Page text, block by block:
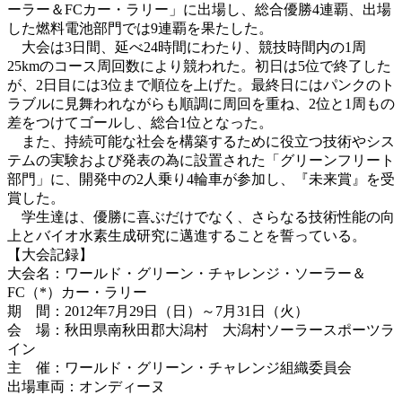
ーラー＆FCカー・ラリー」に出場し、総合優勝4連覇、出場
した燃料電池部門では9連覇を果たした。
大会は3日間、延べ24時間にわたり、競技時間内の1周
25kmのコース周回数により競われた。初日は5位で終了した
が、2日目には3位まで順位を上げた。最終日にはパンクのト
ラブルに見舞われながらも順調に周回を重ね、2位と1周もの
差をつけてゴールし、総合1位となった。
また、持続可能な社会を構築するために役立つ技術やシス
テムの実験および発表の為に設置された「グリーンフリート
部門」に、開発中の2人乗り4輪車が参加し、『未来賞』を受
賞した。
学生達は、優勝に喜ぶだけでなく、さらなる技術性能の向
上とバイオ水素生成研究に邁進することを誓っている。
【大会記録】
大会名：ワールド・グリーン・チャレンジ・ソーラー＆
FC（*）カー・ラリー
期 間：2012年7月29日（日）～7月31日（火）
会 場：秋田県南秋田郡大潟村 大潟村ソーラースポーツラ
イン
主 催：ワールド・グリーン・チャレンジ組織委員会
出場車両：オンディーヌ